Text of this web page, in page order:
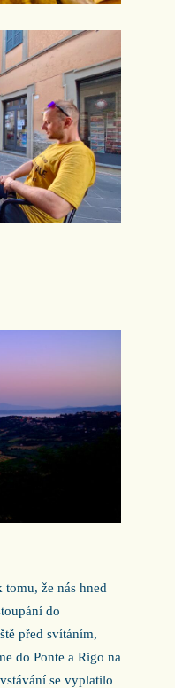
tomu, že nás hned
do
před svítáním,
do Ponte a Rigo na
se vyplatilo